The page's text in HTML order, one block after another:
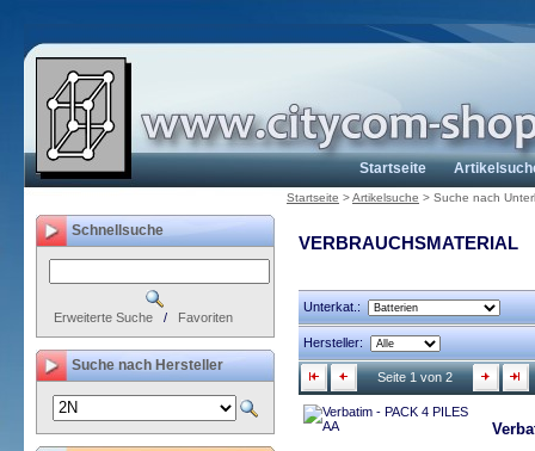
Startseite
Startseite >Artikelsuche > Suche nach
VERBRAUCHSMATERIAL
Unterkat.:
Hersteller:
Seite 1 von 2
Schnellsuche
Erweiterte Suche / Favoriten
Suche nach Hersteller